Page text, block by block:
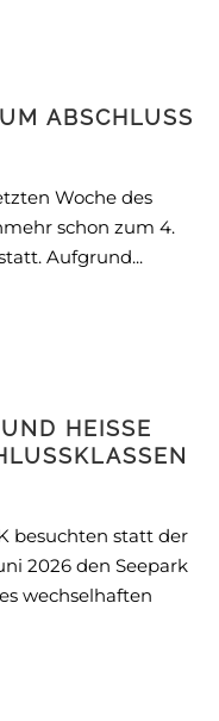
ABSCHLUSS D
Woche des
schon zum 4.
Aufgrund...
HEISSE WÜ
IN
besuchten statt der
2026 den Seepark
wechselhaften